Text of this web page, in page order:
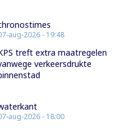
aug-2026 - 19:48
treft extra maatregelen
verkeersdrukte
aug-2026 - 18:00